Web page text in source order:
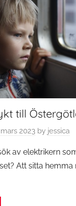
till
2023 by jessica
av elektrikern
Att sitta